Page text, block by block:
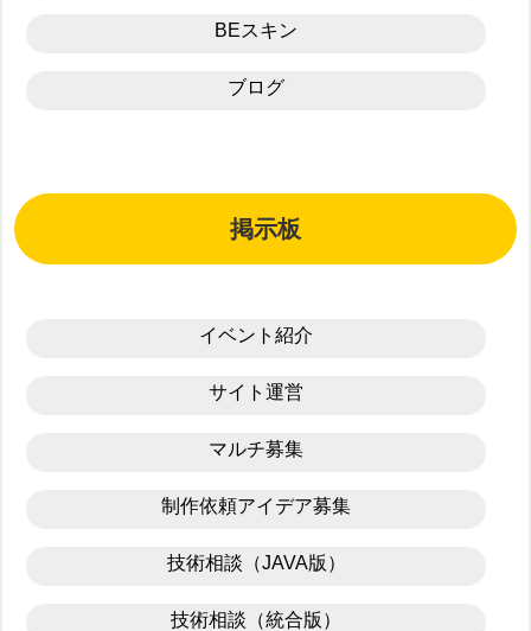
BEスキン
ブログ
掲示板
イベント紹介
サイト運営
マルチ募集
制作依頼アイデア募集
技術相談（JAVA版）
技術相談（統合版）